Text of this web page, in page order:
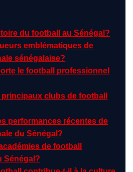
du football au Sénégal?
emblématiques de
sénégalaise?
le football professionnel
clubs de football
performances récentes de
du Sénégal?
de football
Sénégal?